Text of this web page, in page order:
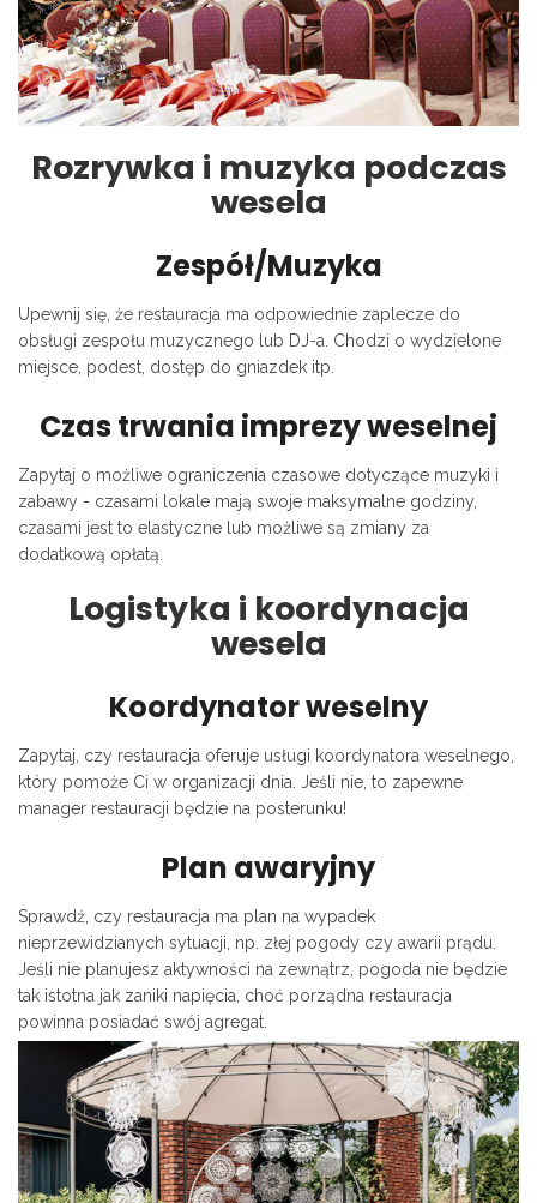
Rozrywka i muzyka podczas
wesela
Zespół/Muzyka
Upewnij się, że restauracja ma odpowiednie zaplecze do
obsługi zespołu muzycznego lub DJ-a. Chodzi o wydzielone
miejsce, podest, dostęp do gniazdek itp.
Czas trwania imprezy weselnej
Zapytaj o możliwe ograniczenia czasowe dotyczące muzyki i
zabawy - czasami lokale mają swoje maksymalne godziny,
czasami jest to elastyczne lub możliwe są zmiany za
dodatkową opłatą.
Logistyka i koordynacja
wesela
Koordynator weselny
Zapytaj, czy restauracja oferuje usługi koordynatora weselnego,
który pomoże Ci w organizacji dnia. Jeśli nie, to zapewne
manager restauracji będzie na posterunku!
Plan awaryjny
Sprawdź, czy restauracja ma plan na wypadek
nieprzewidzianych sytuacji, np. złej pogody czy awarii prądu.
Jeśli nie planujesz aktywności na zewnątrz, pogoda nie będzie
tak istotna jak zaniki napięcia, choć porządna restauracja
powinna posiadać swój agregat.